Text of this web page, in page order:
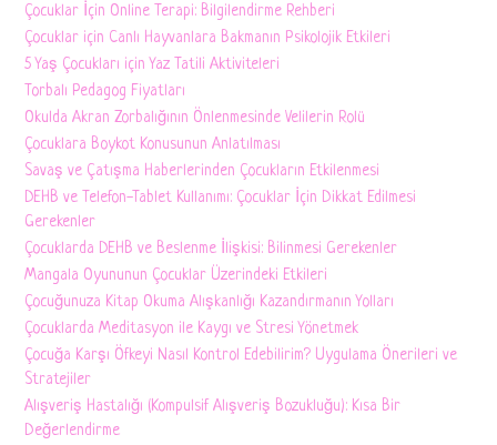
Çocuklar İçin Online Terapi: Bilgilendirme Rehberi
Çocuklar için Canlı Hayvanlara Bakmanın Psikolojik Etkileri
5 Yaş Çocukları için Yaz Tatili Aktiviteleri
Torbalı Pedagog Fiyatları
Okulda Akran Zorbalığının Önlenmesinde Velilerin Rolü
Çocuklara Boykot Konusunun Anlatılması
Savaş ve Çatışma Haberlerinden Çocukların Etkilenmesi
DEHB ve Telefon-Tablet Kullanımı: Çocuklar İçin Dikkat Edilmesi
Gerekenler
Çocuklarda DEHB ve Beslenme İlişkisi: Bilinmesi Gerekenler
Mangala Oyununun Çocuklar Üzerindeki Etkileri
Çocuğunuza Kitap Okuma Alışkanlığı Kazandırmanın Yolları
Çocuklarda Meditasyon ile Kaygı ve Stresi Yönetmek
Çocuğa Karşı Öfkeyi Nasıl Kontrol Edebilirim? Uygulama Önerileri ve
Stratejiler
Alışveriş Hastalığı (Kompulsif Alışveriş Bozukluğu): Kısa Bir
Değerlendirme